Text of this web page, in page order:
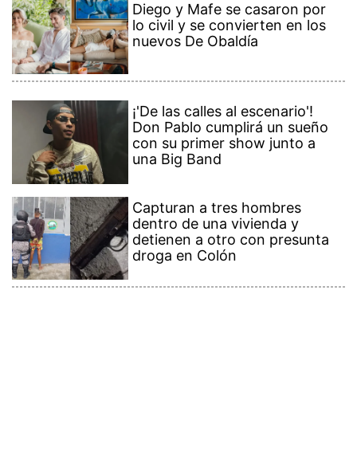
Diego y Mafe se casaron por
lo civil y se convierten en los
nuevos De Obaldía
¡'De las calles al escenario'!
Don Pablo cumplirá un sueño
con su primer show junto a
una Big Band
Capturan a tres hombres
dentro de una vivienda y
detienen a otro con presunta
droga en Colón